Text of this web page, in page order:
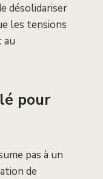
désolidariser
les tensions
au
pour
pas à un
de